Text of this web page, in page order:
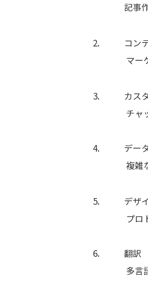
記事
2.
コン
マー
3.
カス
チャ
4.
デー
複雑
5.
デザ
プロ
6.
翻訳
多言